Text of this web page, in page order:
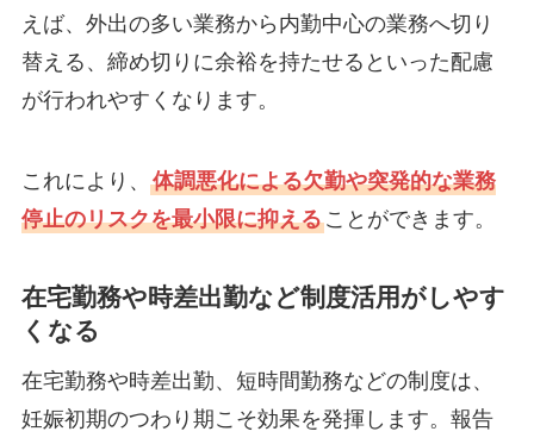
えば、外出の多い業務から内勤中心の業務へ切り
替える、締め切りに余裕を持たせるといった配慮
が行われやすくなります。
これにより、 体調悪化による欠勤や突発的な業務
停止のリスクを最小限に抑えることができます。
在宅勤務や時差出勤など制度活用がしやす
くなる
在宅勤務や時差出勤、短時間勤務などの制度は、
妊娠初期のつわり期こそ効果を発揮します。報告